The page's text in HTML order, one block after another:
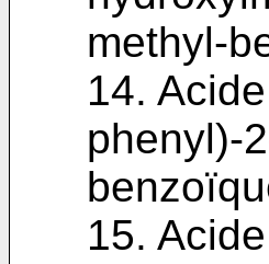
methyl-
14.
phenyl)-
15.